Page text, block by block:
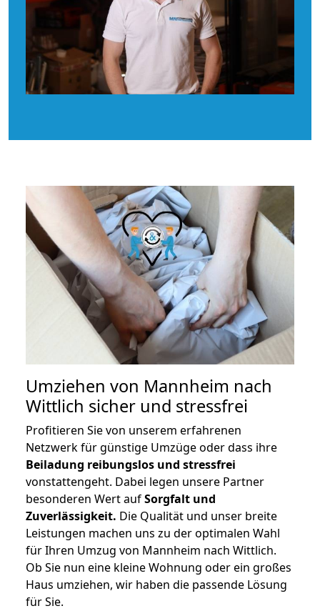
Umziehen von Mannheim nach
Wittlich sicher und stressfrei
Profitieren Sie von unserem erfahrenen
Netzwerk für günstige Umzüge oder dass ihre
Beiladung reibungslos und stressfrei
vonstattengeht. Dabei legen unsere Partner
besonderen Wert aufSorgfalt und
Zuverlässigkeit. Die Qualität und unser breite
Leistungen machen uns zu der optimalen Wahl
für Ihren Umzug von Mannheim nach Wittlich.
Ob Sie nun eine kleine Wohnung oder ein großes
Haus umziehen, wir haben die passende Lösung
für Sie.